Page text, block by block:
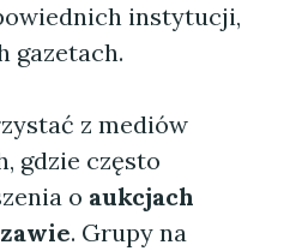
instytucji,
gazetach.
z mediów
gdzie często
o aukcjach
. Grupy na